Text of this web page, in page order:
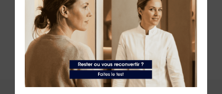
Entreprenez un accompagnement à la
création d’entreprise